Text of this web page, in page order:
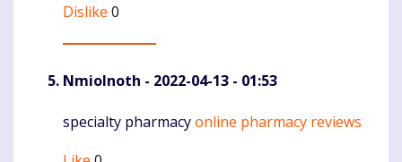
Dislike 0
NmioInoth - 2022-04-13 - 01:53
Komentaras
specialty pharmacyonline pharmacy reviews